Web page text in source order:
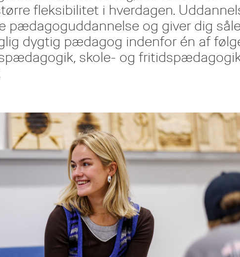
fleksibilitet i hverdagen.
pædagoguddannelse og giver dig
dygtig pædagog indenfor én af
skole- og